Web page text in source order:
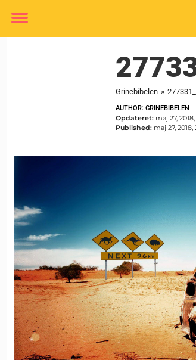
Toggle
Grinebibelen »
AUTHOR: GRINEBIBELEN
Opdateret: maj 27,
Published: maj 27, 2018,